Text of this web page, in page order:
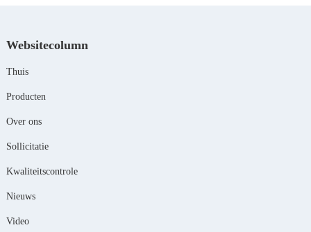
Websitecolumn
Thuis
Producten
Over ons
Sollicitatie
Kwaliteitscontrole
Nieuws
Video